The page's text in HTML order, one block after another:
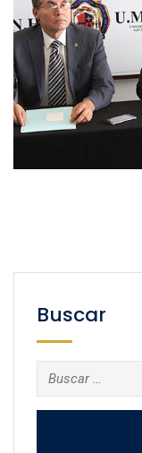
Buscar
Buscar: